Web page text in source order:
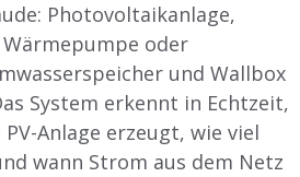
Photovoltaikanlage,
oder
und Wallbox
System erkennt in Echtzeit,
Anlage erzeugt, wie viel
wann Strom aus dem Netz